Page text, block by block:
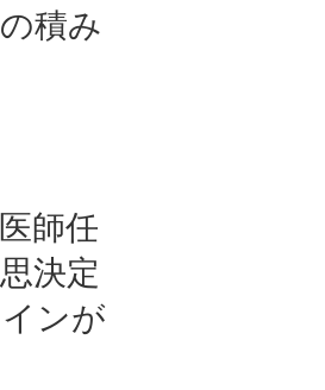
積み
師任
決定
ンが